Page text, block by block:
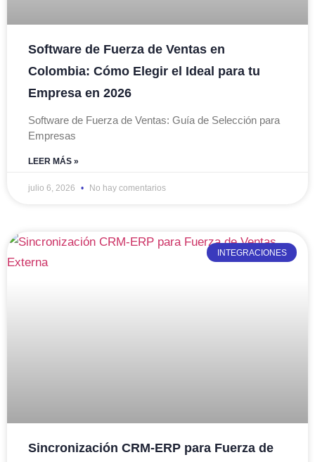
Software de Fuerza de Ventas en
Colombia: Cómo Elegir el Ideal para tu
Empresa en 2026
Software de Fuerza de Ventas: Guía de Selección para
Empresas
LEER MÁS »
julio 6, 2026 No hay comentarios
INTEGRACIONES
Sincronización CRM-ERP para Fuerza de